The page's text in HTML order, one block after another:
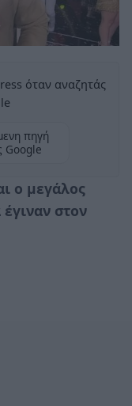
όταν αναζητάς
πηγή
Google
ο μεγάλος
στον